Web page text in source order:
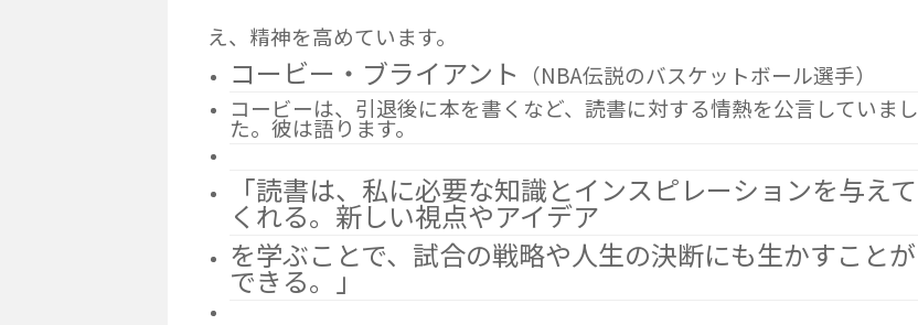
え、精神を高めています。
コービー・ブライアント
（NBA伝説のバスケットボール選手）
コービーは、引退後に本を書くなど、読書に対する情熱を公言していまし
た。彼は語ります。
「読書は、私に必要な知識とインスピレーションを与えて
くれる。新しい視点やアイデア
を学ぶことで、試合の戦略や人生の決断にも生かすことが
できる。」